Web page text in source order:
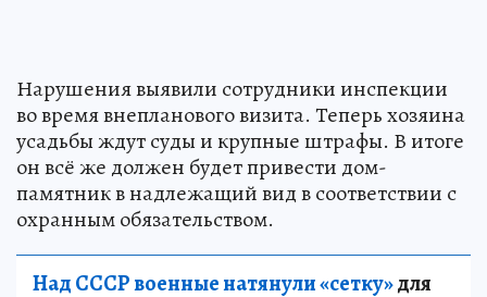
Нарушения выявили сотрудники инспекции
во время внепланового визита. Теперь хозяина
усадьбы ждут суды и крупные штрафы. В итоге
он всё же должен будет привести дом-
памятник в надлежащий вид в соответствии с
охранным обязательством.
Над СССР военные натянули «сетку»для